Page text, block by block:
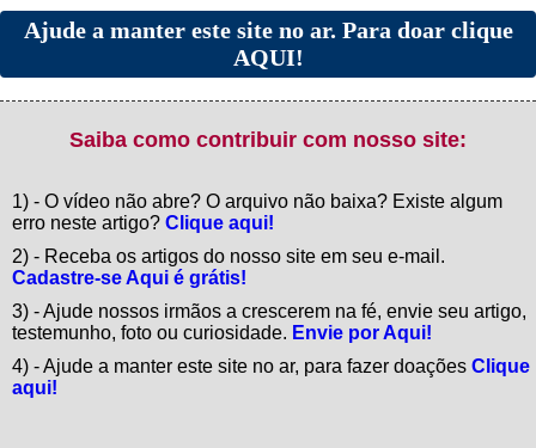
Ajude a manter este site no ar. Para doar clique
AQUI!
Saiba como contribuir com nosso site:
1) - O vídeo não abre? O arquivo não baixa? Existe algum
erro neste artigo? Clique aqui!
2) - Receba os artigos do nosso site em seu e-mail.
Cadastre-se Aqui é grátis!
3) - Ajude nossos irmãos a crescerem na fé, envie seu artigo,
testemunho, foto ou curiosidade. Envie por Aqui!
4) - Ajude a manter este site no ar, para fazer doações Clique
aqui!